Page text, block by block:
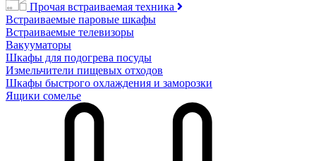
Прочая встраиваемая техника
Встраиваемые паровые шкафы
Встраиваемые телевизоры
Вакууматоры
Шкафы для подогрева посуды
Измельчители пищевых отходов
Шкафы быстрого охлаждения и заморозки
Ящики сомелье